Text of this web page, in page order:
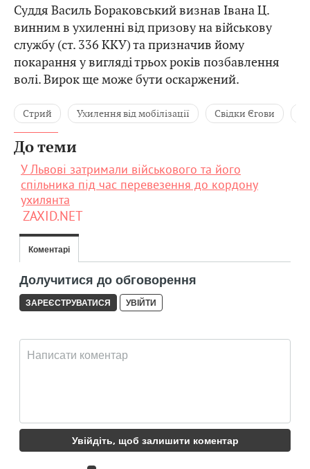
Суддя Василь Бораковський визнав Івана Ц.
винним в ухиленні від призову на військову
службу (ст. 336 ККУ) та призначив йому
покарання у вигляді трьох років позбавлення
волі. Вирок ще може бути оскаржений.
Стрий Ухилення від мобілізації Свідки Єгови
До теми
У Львові затримали військового та його
спільника під час перевезення до кордону
ухилянта
ZAXID.NET